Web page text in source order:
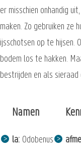
er misschien onhandig
maken. Zo gebruiken ze
ijsschotsen op te hijsen.
bodem los te hakken.
bestrijden en als
Namen
la Odobenus